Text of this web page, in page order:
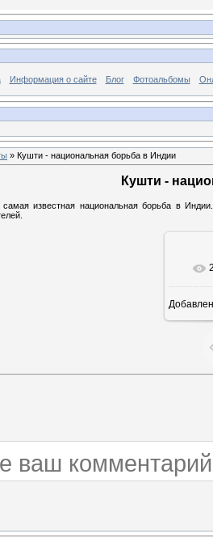
Информация о сайте Блог Фотоальбомы
» Кушти - национальная борьба в Индии
Кушти -
известная национальная борьба в